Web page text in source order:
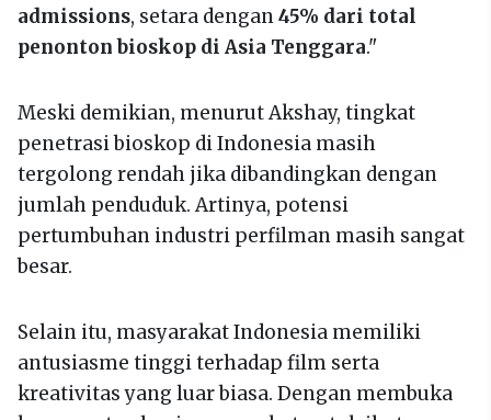
admissions, setara dengan45% dari total
penonton bioskop di Asia Tenggara."
Meski demikian, menurut Akshay, tingkat
penetrasi bioskop di Indonesia masih
tergolong rendah jika dibandingkan dengan
jumlah penduduk. Artinya, potensi
pertumbuhan industri perfilman masih sangat
besar.
Selain itu, masyarakat Indonesia memiliki
antusiasme tinggi terhadap film serta
kreativitas yang luar biasa. Dengan membuka